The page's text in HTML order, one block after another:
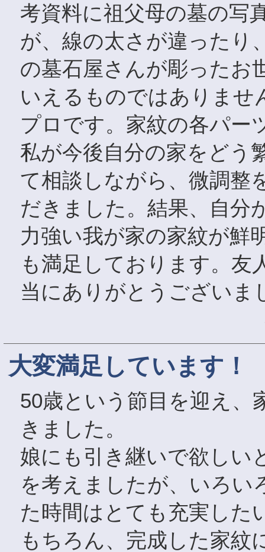
考資料に祖父母の墓の写
が、線の太さが違ったり
の墓石屋さんが彫ったお
いえるものではありませ
プロです。家紋の各パー
私が今後自分の家をどう
て相談しながら、微調整
だきました。結果、自分
力強い我が家の家紋が鮮
も満足しております。友
当にありがとうございま
大変満足しています！
50歳という節目を迎え、
きました。
娘にも引き継いで欲しい
を考えましたが、いろい
た時間はとても充実した
もちろん、完成した家紋